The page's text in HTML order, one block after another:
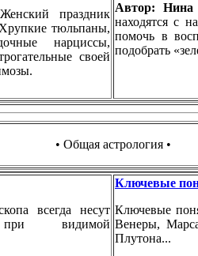
Женский праздник
Хрупкие тюльпаны,
нарциссы,
своей
Автор:
находятся с
помочь в
подобрать
• Общая астрология •
всегда несут
видимой
Ключевые
Ключевые
Венеры,
Плутона...